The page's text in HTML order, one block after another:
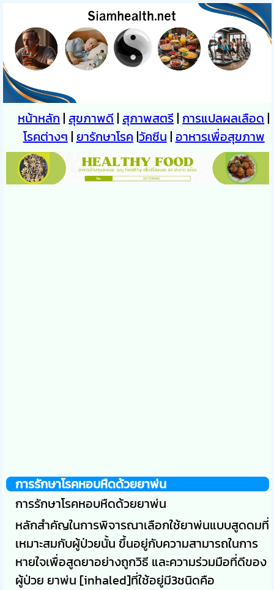
หน้าหลัก | สุขภาพดี | สุภาพสตรี|การแปลผลเลือด |
โรคต่างๆ | ยารักษาโรค |วัคซีน | อาหารเพื่อสุขภาพ
การรักษาโรคหอบหืดด้วยยาพ่น
การรักษาโรคหอบหืดด้วยยาพ่น
หลักสำคัญในการพิจารณาเลือกใช้ยาพ่นแบบสูดดมที่
เหมาะสมกับผู้ป่วยนั้น ขึ้นอยู่กับความสามารถในการ
หายใจเพื่อสูดยาอย่างถูกวิธี และความร่วมมือที่ดีของ
ผู้ป่วย ยาพ่น [inhaled]ที่ใช้อยู่มี3ชนิดคือ